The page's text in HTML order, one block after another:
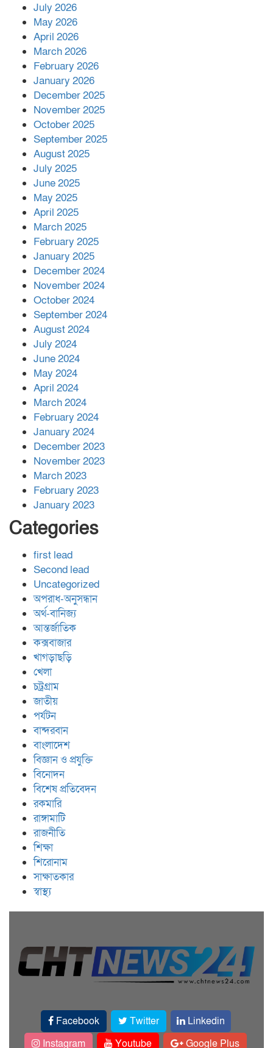
পর ফোন তারেক রহমানের,গ্যাস সঙ্কট
সহায়তা দিলেন সাচিং প্রু জেরী
July 2026
May 2026
April 2026
March 2026
February 2026
January 2026
December 2025
November 2025
October 2025
September 2025
August 2025
July 2025
June 2025
May 2025
April 2025
March 2025
February 2025
January 2025
December 2024
November 2024
October 2024
September 2024
August 2024
July 2024
June 2024
May 2024
April 2024
March 2024
February 2024
January 2024
December 2023
November 2023
March 2023
February 2023
January 2023
Categories
first lead
Second lead
Uncategorized
অপরাধ-অনুসন্ধান
অর্থ-বানিজ্য
আন্তর্জাতিক
কক্সবাজার
খাগড়াছড়ি
খেলা
চট্রগ্রাম
জাতীয়
পর্যটন
বান্দরবান
বাংলাদেশ
বিজ্ঞান ও প্রযুক্তি
বিনোদন
বিশেষ প্রতিবেদন
রকমারি
রাঙ্গামাটি
রাজনীতি
শিক্ষা
শিরোনাম
সাক্ষাতকার
স্বাস্থ্য
Facebook Twitter
Linkedin
Instagram
Youtube Google Plus